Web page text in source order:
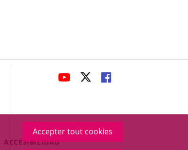
Accepter tout cookies
ENLACE
APLICACIÓN
EXTERNA.
ENLACE
APLICACIÓN
EXTERNA.
ENLACE
APLICACIÓN
EXTERNA.
Menú
ACCESIBILIDAD